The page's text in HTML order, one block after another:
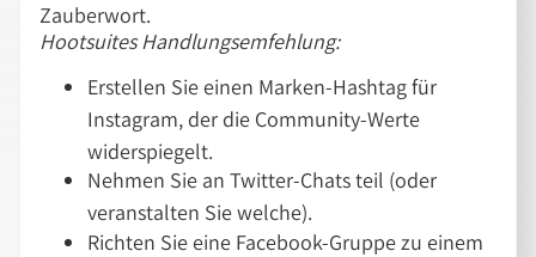
Zauberwort.
Hootsuites Handlungsemfehlung:
Erstellen Sie einen Marken-Hashtag für
Instagram, der die Community-Werte
widerspiegelt.
Nehmen Sie an Twitter-Chats teil (oder
veranstalten Sie welche).
Richten Sie eine Facebook-Gruppe zu einem